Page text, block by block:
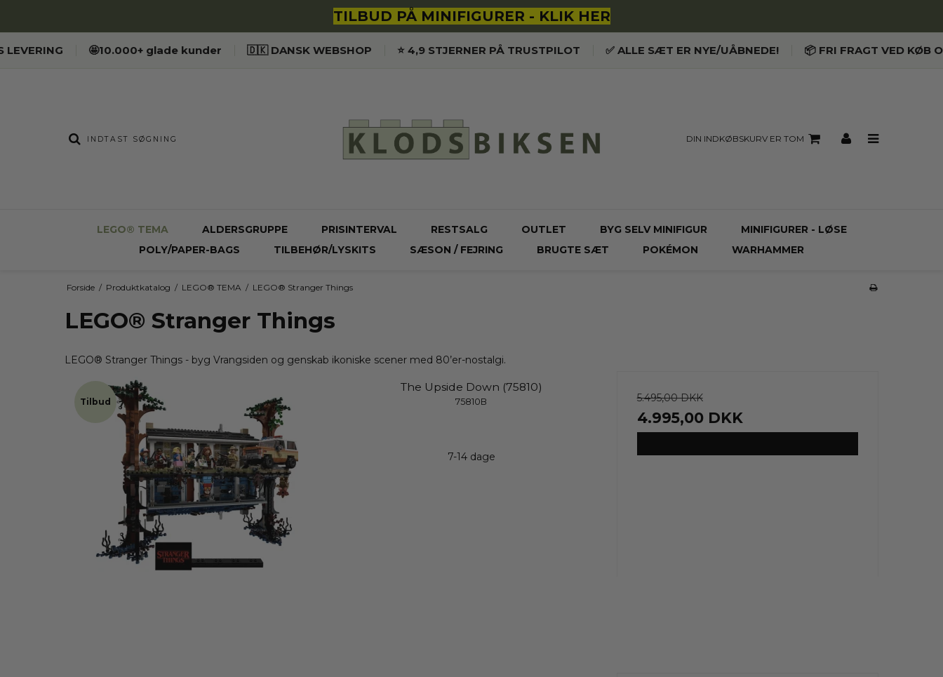
TILBUD PÅ MINIFIGURER - KLIK HER
LEVERING 🤩10.000+ glade kunder 🇩🇰 DANSK WEBSHOP ⭐️ 4,9 STJERNER PÅ TRUSTPILOT ✅ ALLE SÆT ER NYE/UÅBNEDE! 📦 FRI FRAGT VED KØB
DIN INDKØBSKURV ER TOM
LEGO® TEMA ALDERSGRUPPE PRISINTERVAL RESTSALG OUTLET BYG SELV MINIFIGUR
MINIFIGURER - LØSE
POLY/PAPER-BAGS
TILBEHØR/LYSKITS SÆSON / FEJRING BRUGTE SÆT POKÉMON WARHAMMER
Forside / Produktkatalog / LEGO® TEMA / LEGO® Stranger Things
LEGO® Stranger Things
LEGO® Stranger Things - byg Vrangsiden og genskab ikoniske scener med 80’er-nostalgi.
Tilbud
The Upside Down (75810)
75810B
7-14 dage
5.495,00 DKK
4.995,00 DKK